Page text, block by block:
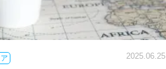
2025.06.25